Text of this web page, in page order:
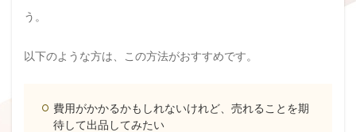
う。
以下のような方は、この方法がおすすめです。
費用がかかるかもしれないけれど、売れることを期
待して出品してみたい